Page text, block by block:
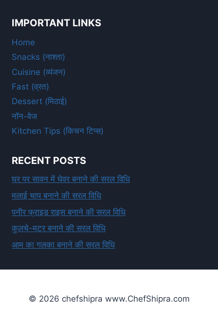
IMPORTANT LINKS
Home
Snacks (नाश्ता)
Cuisine (व्यंजन)
Fast (व्रत)
Dessert (मिठाई)
नॉन-वेज
Kitchen Tips (किचन टिप्स)
RECENT POSTS
घर पर सावन में घेवर बनाने की सरल विधि
मलाई चाप बनाने की सरल विधि
पनीर फ्राइड राइस बनाने की सरल विधि
कुलचे-मटर बनाने की सरल विधि
आम का गलका बनाने की सरल विधि
© 2026 chefshipra www.ChefShipra.com